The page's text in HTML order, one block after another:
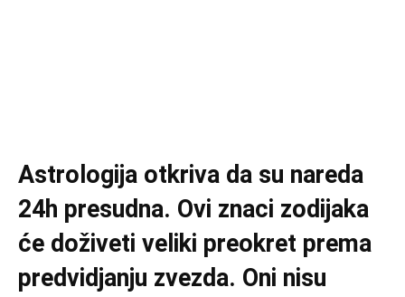
Astrologija otkriva da su nareda
24h presudna. Ovi znaci zodijaka
će doživeti veliki preokret prema
predvidjanju zvezda. Oni nisu